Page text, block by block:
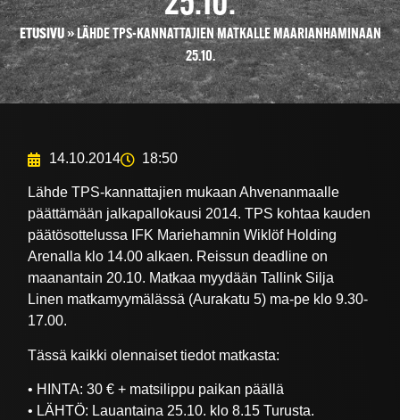
ETUSIVU»LÄHDE TPS-KANNATTAJIEN MATKALLE MAARIANHAMINAAN
25.10.
14.10.2014 18:50
Lähde TPS-kannattajien mukaan Ahvenanmaalle
päättämään jalkapallokausi 2014. TPS kohtaa kauden
päätösottelussa IFK Mariehamnin Wiklöf Holding
Arenalla klo 14.00 alkaen. Reissun deadline on
maanantain 20.10. Matkaa myydään Tallink Silja
Linen matkamyymälässä (Aurakatu 5) ma-pe klo 9.30-
17.00.
Tässä kaikki olennaiset tiedot matkasta:
• HINTA: 30 € + matsilippu paikan päällä
• LÄHTÖ: Lauantaina 25.10. klo 8.15 Turusta.